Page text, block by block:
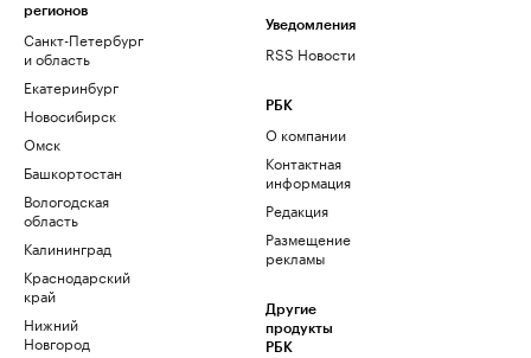
регионов
Санкт-Петербург
и область
Екатеринбург
Новосибирск
Омск
Башкортостан
Вологодская
область
Калининград
Краснодарский
край
Нижний
Новгород
Уведомления
RSS Новости
РБК
О компании
Контактная
информация
Редакция
Размещение
рекламы
Другие
продукты
РБК